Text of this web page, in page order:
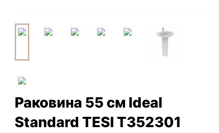
Раковина 55 см Ideal
Standard TESI T352301